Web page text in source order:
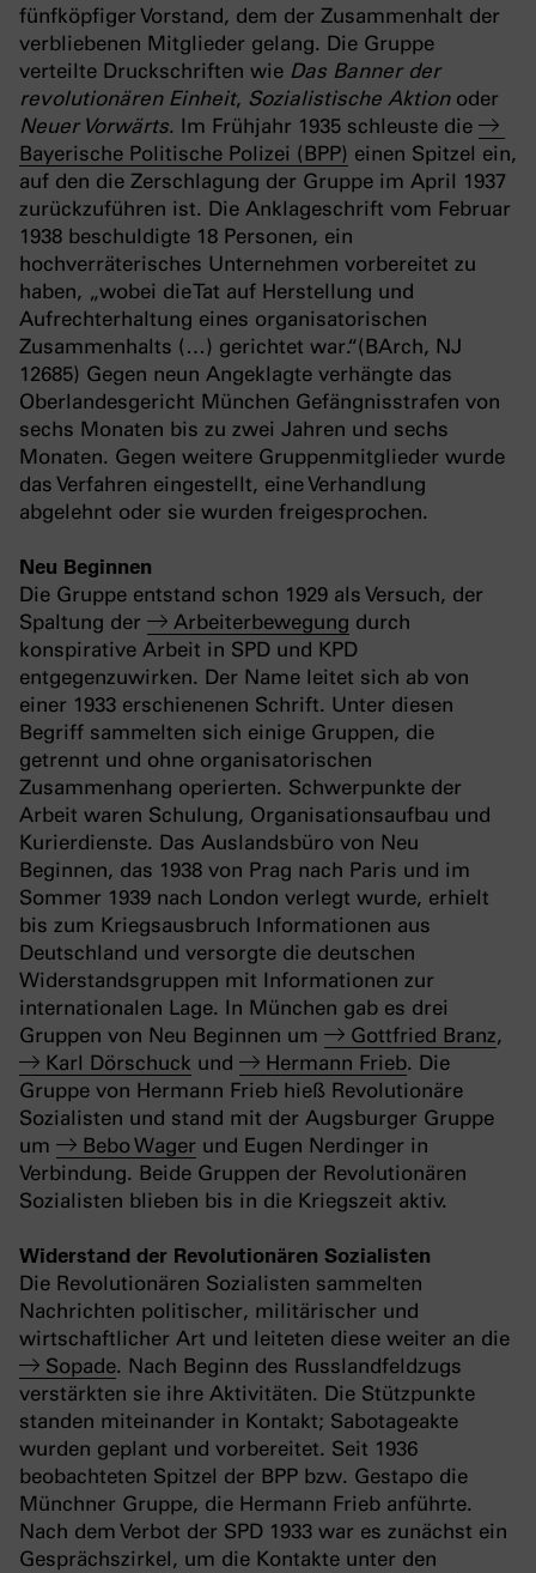
fünfköpfiger Vorstand, dem der Zusammenhalt der
verbliebenen Mitglieder gelang. Die Gruppe
verteilte Druckschriften wie Das Banner der
revolutionären Einheit, Sozialistische Aktionoder
Neuer Vorwärts. Im Frühjahr 1935 schleuste die
Bayerische Politische Polizei (BPP) einen Spitzel ein,
auf den die Zerschlagung der Gruppe im April 1937
zurückzuführen ist. Die Anklageschrift vom Februar
1938 beschuldigte 18 Personen, ein
hochverräterisches Unternehmen vorbereitet zu
haben, „wobei die Tat auf Herstellung und
Aufrechterhaltung eines organisatorischen
Zusammenhalts (…) gerichtet war.“(BArch, NJ
12685) Gegen neun Angeklagte verhängte das
Oberlandesgericht München Gefängnisstrafen von
sechs Monaten bis zu zwei Jahren und sechs
Monaten. Gegen weitere Gruppenmitglieder wurde
das Verfahren eingestellt, eine Verhandlung
abgelehnt oder sie wurden freigesprochen.
Neu Beginnen
Die Gruppe entstand schon 1929 als Versuch, der
Spaltung der
Arbeiterbewegung durch
konspirative Arbeit in SPD und KPD
entgegenzuwirken. Der Name leitet sich ab von
einer 1933 erschienenen Schrift. Unter diesen
Begriff sammelten sich einige Gruppen, die
getrennt und ohne organisatorischen
Zusammenhang operierten. Schwerpunkte der
Arbeit waren Schulung, Organisationsaufbau und
Kurierdienste. Das Auslandsbüro von Neu
Beginnen, das 1938 von Prag nach Paris und im
Sommer 1939 nach London verlegt wurde, erhielt
bis zum Kriegsausbruch Informationen aus
Deutschland und versorgte die deutschen
Widerstandsgruppen mit Informationen zur
internationalen Lage. In München gab es drei
Gruppen von Neu Beginnen um
Gottfried Branz,
Karl Dörschuck und Hermann Frieb. Die
Gruppe von Hermann Frieb hieß Revolutionäre
Sozialisten und stand mit der Augsburger Gruppe
um
Bebo Wager und Eugen Nerdinger in
Verbindung. Beide Gruppen der Revolutionären
Sozialisten blieben bis in die Kriegszeit aktiv.
Widerstand der Revolutionären Sozialisten
Die Revolutionären Sozialisten sammelten
Nachrichten politischer, militärischer und
wirtschaftlicher Art und leiteten diese weiter an die
Sopade. Nach Beginn des Russlandfeldzugs
verstärkten sie ihre Aktivitäten. Die Stützpunkte
standen miteinander in Kontakt; Sabotageakte
wurden geplant und vorbereitet. Seit 1936
beobachteten Spitzel der BPP bzw. Gestapo die
Münchner Gruppe, die Hermann Frieb anführte.
Nach dem Verbot der SPD 1933 war es zunächst ein
Gesprächszirkel, um die Kontakte unter den